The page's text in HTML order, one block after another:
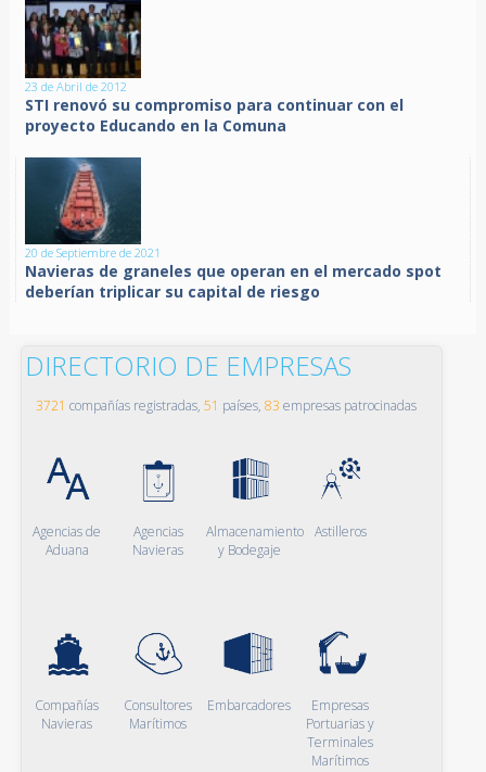
23 de Abril de 2012
STI renovó su compromiso para continuar con el
proyecto Educando en la Comuna
20 de Septiembre de 2021
Navieras de graneles que operan en el mercado spot
deberían triplicar su capital de riesgo
DIRECTORIO DE EMPRESAS
3721 compañías registradas, 51 países, 83 empresas patrocinadas
Agencias de
Aduana
Agencias
Navieras
Almacenamiento
y Bodegaje
Astilleros
Compañías
Navieras
Consultores
Marítimos
Embarcadores
Empresas
Portuarias y
Terminales
Marítimos